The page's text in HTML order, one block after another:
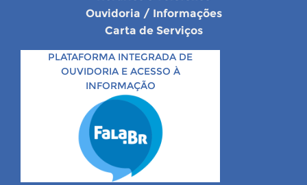
Ouvidoria / Informações
Carta de Serviços
PLATAFORMA INTEGRADA DE
OUVIDORIA E ACESSO À
INFORMAÇÃO